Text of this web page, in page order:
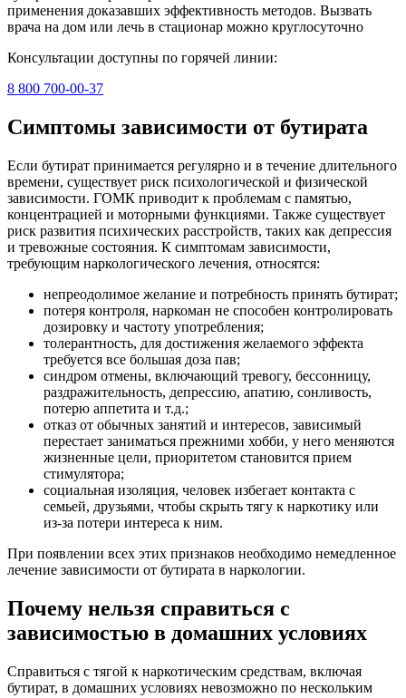
применения доказавших эффективность методов. Вызвать
врача на дом или лечь в стационар можно круглосуточно
Консультации доступны по горячей линии:
8 800 700-00-37
Симптомы зависимости от бутирата
Если бутират принимается регулярно и в течение длительного
времени, существует риск психологической и физической
зависимости. ГОМК приводит к проблемам с памятью,
концентрацией и моторными функциями. Также существует
риск развития психических расстройств, таких как депрессия
и тревожные состояния. К симптомам зависимости,
требующим наркологического лечения, относятся:
непреодолимое желание и потребность принять бутират;
потеря контроля, наркоман не способен контролировать
дозировку и частоту употребления;
толерантность, для достижения желаемого эффекта
требуется все большая доза пав;
синдром отмены, включающий тревогу, бессонницу,
раздражительность, депрессию, апатию, сонливость,
потерю аппетита и т.д.;
отказ от обычных занятий и интересов, зависимый
перестает заниматься прежними хобби, у него меняются
жизненные цели, приоритетом становится прием
стимулятора;
социальная изоляция, человек избегает контакта с
семьей, друзьями, чтобы скрыть тягу к наркотику или
из-за потери интереса к ним.
При появлении всех этих признаков необходимо немедленное
лечение зависимости от бутирата в наркологии.
Почему нельзя справиться с
зависимостью в домашних условиях
Справиться с тягой к наркотическим средствам, включая
бутират, в домашних условиях невозможно по нескольким